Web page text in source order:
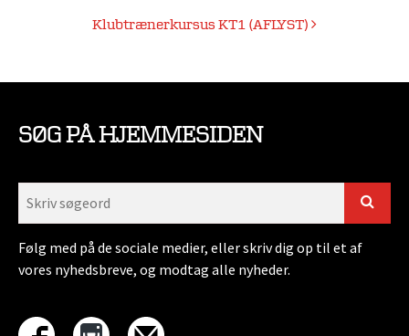
Klubtrænerkursus KT1 (AFLYST)
SØG PÅ HJEMMESIDEN
Følg med på de sociale medier, eller skriv dig op til et af
vores nyhedsbreve, og modtag alle nyheder.